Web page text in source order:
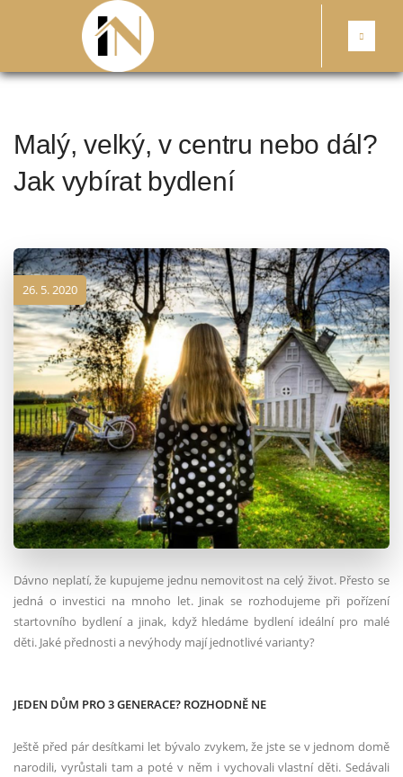
Malý, velký, v centru nebo dál?
Jak vybírat bydlení
26. 5. 2020
Dávno neplatí, že kupujeme jednu nemovitost na celý život. Přesto se
jedná o investici na mnoho let. Jinak se rozhodujeme při pořízení
startovního bydlení a jinak, když hledáme bydlení ideální pro malé
děti. Jaké přednosti a nevýhody mají jednotlivé varianty?
JEDEN DŮM PRO 3 GENERACE? ROZHODNĚ NE
Ještě před pár desítkami let bývalo zvykem, že jste se v jednom domě
narodili, vyrůstali tam a poté v něm i vychovali vlastní děti. Sedávali